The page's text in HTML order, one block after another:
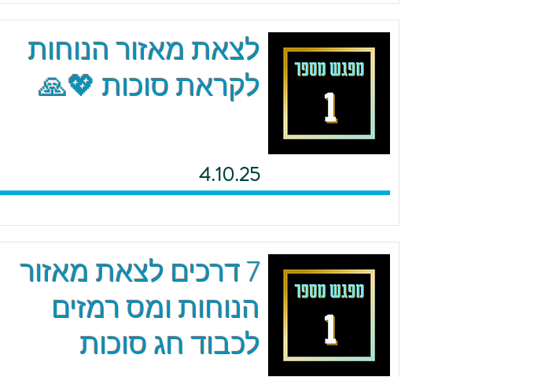
לצאת מאזור הנוחות
לקראת סוכות 💖🙏
4.10.25
7 דרכים לצאת מאזור
הנוחות ומס רמזים
לכבוד חג סוכות